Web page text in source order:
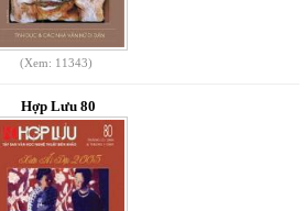
(Xem: 11343)
Hợp Lưu 80